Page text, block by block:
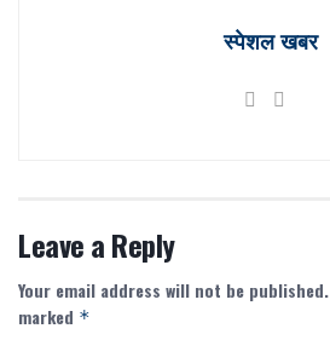
स्पेशल खबर
Leave a Reply
Your email address will not be published.
marked *